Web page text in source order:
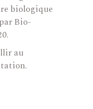
biologique
Bio-
au